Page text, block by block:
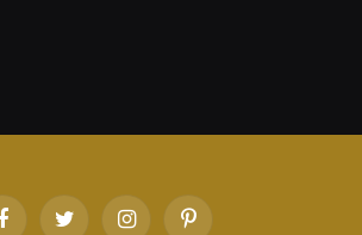
FacebookTwitter InstagramPinterest